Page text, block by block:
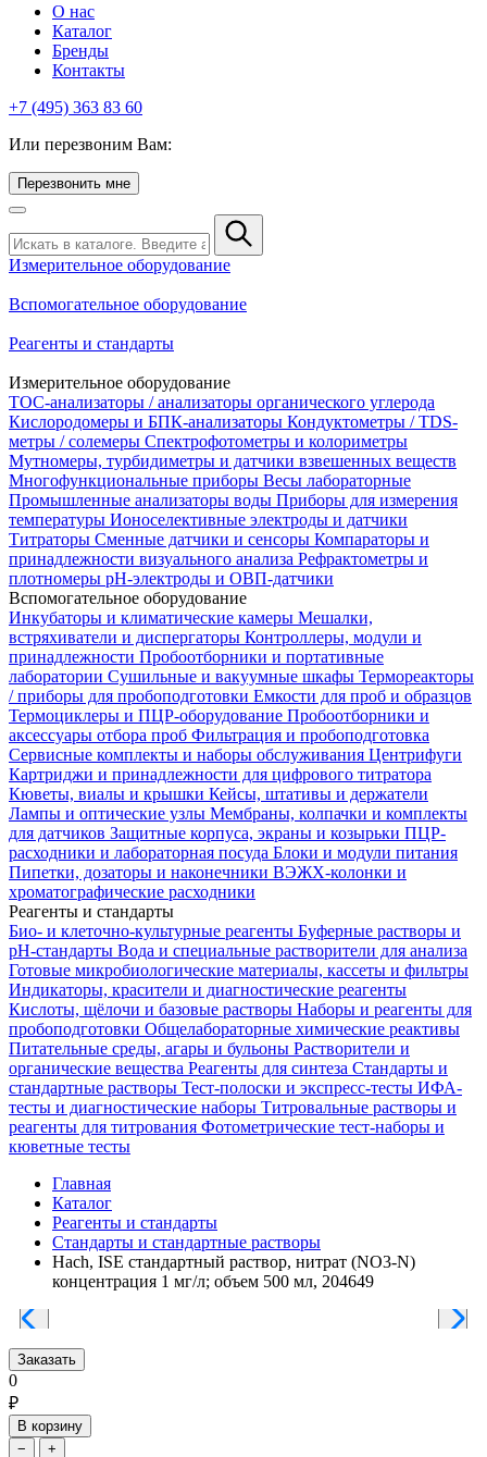
О нас
Каталог
Бренды
Контакты
+7 (495) 363 83 60
Или перезвоним Вам:
Перезвонить мне
Измерительное оборудование
Вспомогательное оборудование
Реагенты и стандарты
Измерительное оборудование
TOC-анализаторы / анализаторы органического углерода
Кислородомеры и БПК-анализаторы Кондуктометры / TDS-
метры / солемеры Спектрофотометры и колориметры
Мутномеры, турбидиметры и датчики взвешенных веществ
Многофункциональные приборы Весы лабораторные
Промышленные анализаторы воды Приборы для измерения
температуры Ионоселективные электроды и датчики
Титраторы Сменные датчики и сенсоры Компараторы и
принадлежности визуального анализа Рефрактометры и
плотномеры pH-электроды и ОВП-датчики
Вспомогательное оборудование
Инкубаторы и климатические камеры Мешалки,
встряхиватели и диспергаторы Контроллеры, модули и
принадлежности Пробоотборники и портативные
лаборатории Сушильные и вакуумные шкафы Термореакторы
/ приборы для пробоподготовки Емкости для проб и образцов
Термоциклеры и ПЦР-оборудование Пробоотборники и
аксессуары отбора проб Фильтрация и пробоподготовка
Сервисные комплекты и наборы обслуживания Центрифуги
Картриджи и принадлежности для цифрового титратора
Кюветы, виалы и крышки Кейсы, штативы и держатели
Лампы и оптические узлы Мембраны, колпачки и комплекты
для датчиков Защитные корпуса, экраны и козырьки ПЦР-
расходники и лабораторная посуда Блоки и модули питания
Пипетки, дозаторы и наконечники ВЭЖХ-колонки и
хроматографические расходники
Реагенты и стандарты
Био- и клеточно-культурные реагенты Буферные растворы и
pH-стандарты Вода и специальные растворители для анализа
Готовые микробиологические материалы, кассеты и фильтры
Индикаторы, красители и диагностические реагенты
Кислоты, щёлочи и базовые растворы Наборы и реагенты для
пробоподготовки Общелабораторные химические реактивы
Питательные среды, агары и бульоны Растворители и
органические вещества Реагенты для синтеза Стандарты и
стандартные растворы Тест-полоски и экспресс-тесты ИФА-
тесты и диагностические наборы Титровальные растворы и
реагенты для титрования Фотометрические тест-наборы и
кюветные тесты
Главная
Каталог
Реагенты и стандарты
Стандарты и стандартные растворы
Hach, ISE cтандартный раствор, нитрат (NO3-N)
концентрация 1 мг/л; объем 500 мл, 204649
Заказать
0
₽
В корзину
−
+